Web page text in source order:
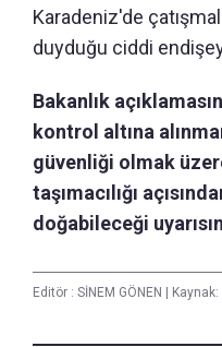
Karadeniz'de
duyduğu ciddi
Bakanlık
kontrol altına
güvenliği olmak
taşımacılığı
doğabileceği
Editör : SİNEM GÖNEN Kaynak: